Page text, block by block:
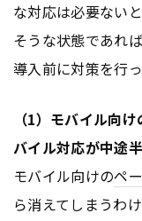
な対応は必要ない
そうな状態であれ
導入前に対策を行
（1）モバイル向
バイル対応が中途
モバイル向けのペ
ら消えてしまうわ